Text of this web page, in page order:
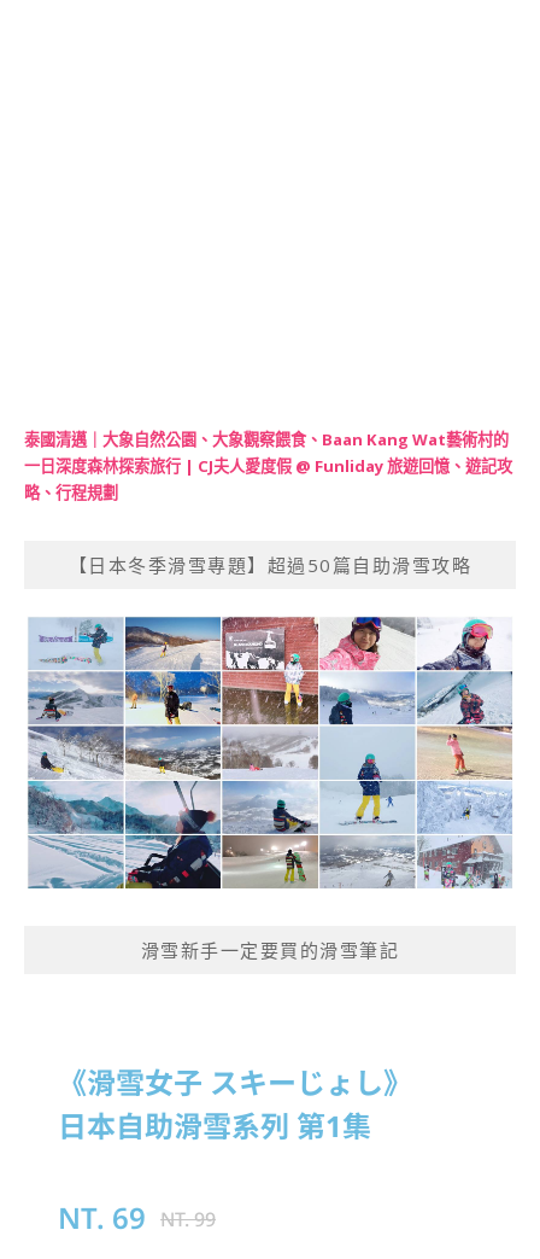
泰國清邁｜大象自然公園、大象觀察餵食、Baan Kang Wat藝術村的
一日深度森林探索旅行 | CJ夫人愛度假 @ Funliday 旅遊回憶、遊記攻
略、行程規劃
【日本冬季滑雪專題】超過50篇自助滑雪攻略
滑雪新手一定要買的滑雪筆記